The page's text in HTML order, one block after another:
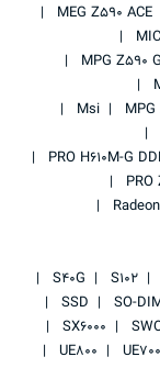
MEG Z590 ACE
MPG Z590
MPG
Msi
PRO H610M-G
PRO
Radeon
S102
S40G
SO-
SSD
SX6000
UE800